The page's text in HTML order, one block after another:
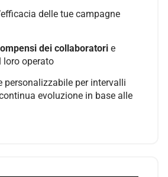
delle tue campagne
dei collaboratori e
loro operato
personalizzabile per intervalli
evoluzione in base alle